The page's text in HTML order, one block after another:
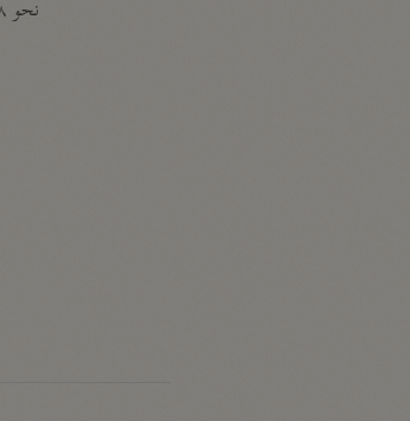
نحو ٨ مجلدات